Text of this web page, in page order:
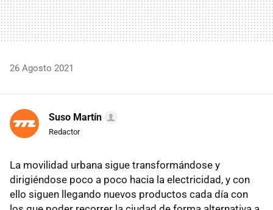
26 Agosto 2021
Suso Martín
Redactor
La movilidad urbana sigue transformándose y
dirigiéndose poco a poco hacia la electricidad, y con
ello siguen llegando nuevos productos cada día con